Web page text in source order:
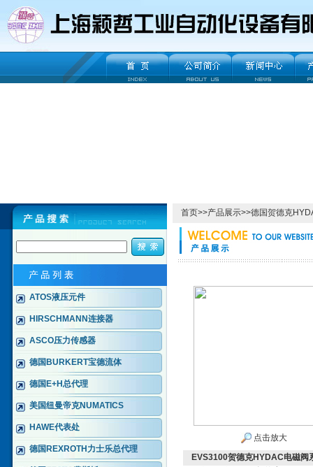
ATOS液压元件
HIRSCHMANN连接器
ASCO压力传感器
德国BURKERT宝德流体
德国E+H总代理
美国纽曼帝克NUMATICS
HAWE代表处
德国REXROTH力士乐总代理
首页>>产品展示>>德国贺德克
点击放大
EVS3100贺德克HYDAC电磁阀